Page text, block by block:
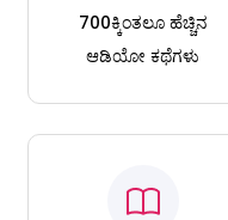
700ಕ್ಕಿಂತಲೂ ಹೆಚ್ಚಿನ
ಆಡಿಯೋ ಕಥೆಗಳು